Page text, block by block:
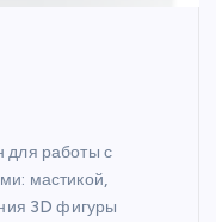
для работы с
мастикой,
3D фигуры